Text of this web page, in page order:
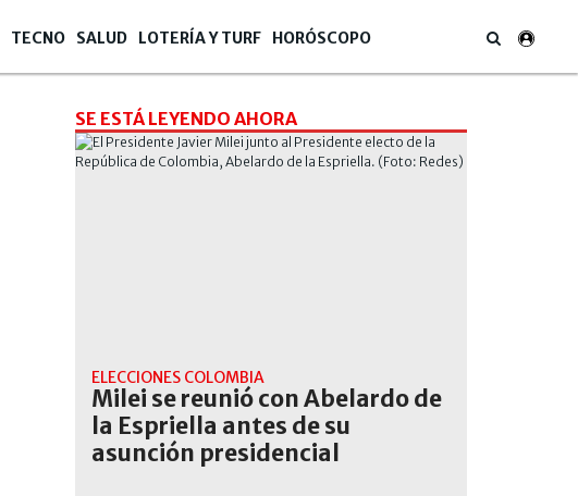
TECNO SALUD LOTERÍA Y TURF HORÓSCOPO
SE ESTÁ LEYENDO AHORA
ELECCIONES COLOMBIA
Milei se reunió con Abelardo de
la Espriella antes de su
asunción presidencial